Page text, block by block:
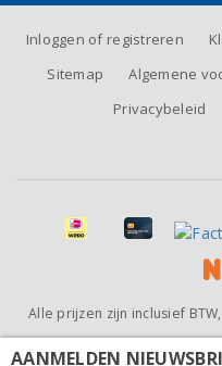
Inloggen of registreren
Sitemap
Algemene
Privacybeleid
Alle prijzen zijn inclusief
Beoordeling vanWijnhandel
AANMELDEN